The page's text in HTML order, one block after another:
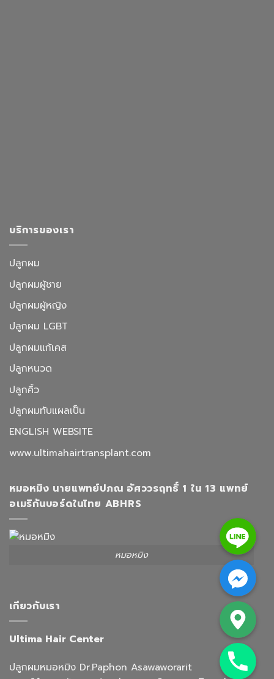
บริการของเรา
ปลูกผม
ปลูกผมผู้ชาย
ปลูกผมผู้หญิง
ปลูกผม LGBT
ปลูกผมแก้เคส
ปลูกหนวด
ปลูกคิ้ว
ปลูกผมทับแผลเป็น
ENGLISH WEBSITE
www.ultimahairtransplant.com
หมอหมิง นายแพทย์ปภณ อัศววรฤทธิ์ 1 ใน 13 แพทย์
อเมริกันบอร์ดในไทย ABHRS
หมอหมิง
เกียวกับเรา
Ultima Hair Center
ปลูกผมหมอหมิง Dr.Paphon Asawaworarit
Line
Facebook Messenger
Google Map
Phone